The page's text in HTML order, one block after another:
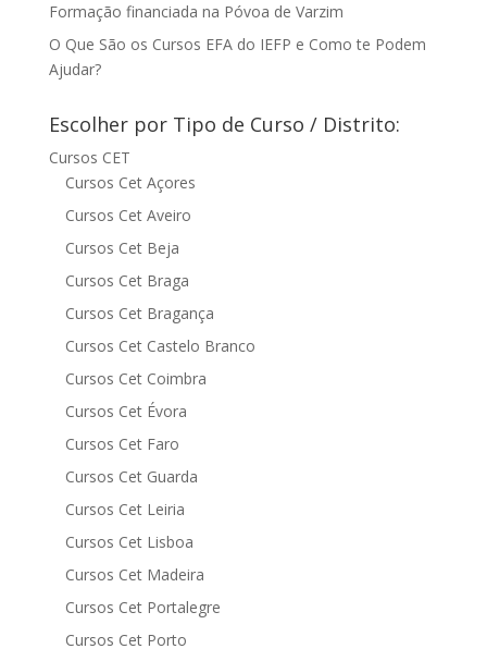
Formação financiada na Póvoa de Varzim
O Que São os Cursos EFA do IEFP e Como te Podem
Ajudar?
Escolher por Tipo de Curso / Distrito:
Cursos CET
Cursos Cet Açores
Cursos Cet Aveiro
Cursos Cet Beja
Cursos Cet Braga
Cursos Cet Bragança
Cursos Cet Castelo Branco
Cursos Cet Coimbra
Cursos Cet Évora
Cursos Cet Faro
Cursos Cet Guarda
Cursos Cet Leiria
Cursos Cet Lisboa
Cursos Cet Madeira
Cursos Cet Portalegre
Cursos Cet Porto